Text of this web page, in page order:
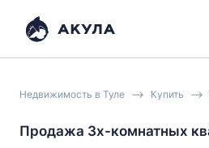
Недвижимость в Туле Купить
Продажа 3х-комнатных